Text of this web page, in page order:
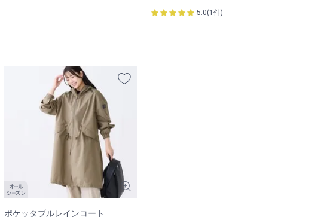
5.0(1件)
ポケッタブルレインコート